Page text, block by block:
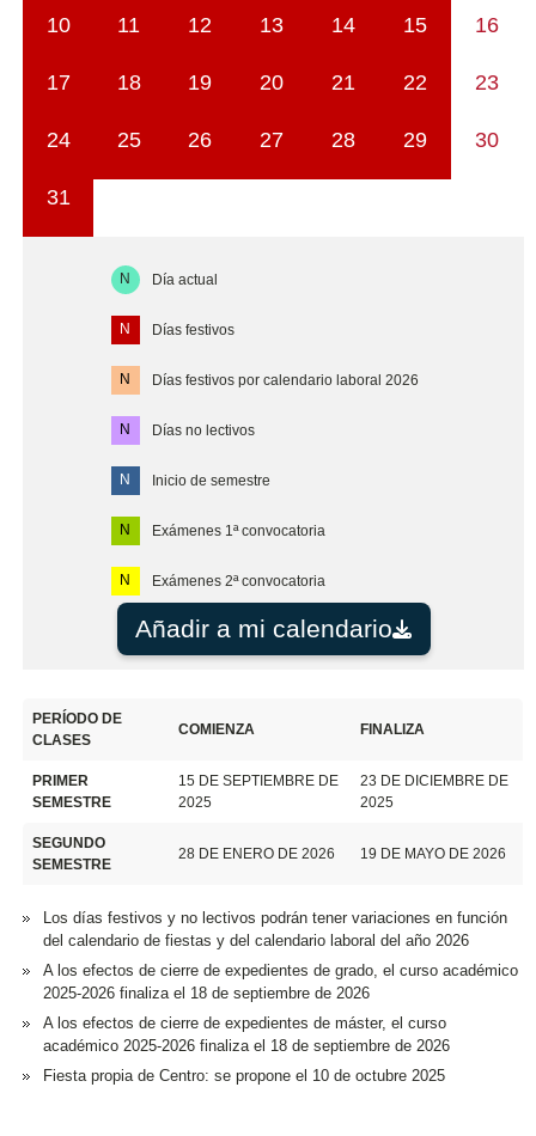
10 11 12 13 14 15 16
17 18 19 20 21 22 23
24 25 26 27 28 29 30
31
N Día actual
N Días festivos
N Días festivos por calendario laboral 2026
N Días no lectivos
N Inicio de semestre
N Exámenes 1ª convocatoria
N Exámenes 2ª convocatoria
Añadir a mi calendario
PERÍODO DE
CLASES
COMIENZA FINALIZA
PRIMER
SEMESTRE
15 DE SEPTIEMBRE DE
2025
23 DE DICIEMBRE DE
2025
SEGUNDO
SEMESTRE
28 DE ENERO DE 2026 19 DE MAYO DE 2026
Los días festivos y no lectivos podrán tener variaciones en función
del calendario de fiestas y del calendario laboral del año 2026
A los efectos de cierre de expedientes de grado, el curso académico
2025-2026 finaliza el 18 de septiembre de 2026
A los efectos de cierre de expedientes de máster, el curso
académico 2025-2026 finaliza el 18 de septiembre de 2026
Fiesta propia de Centro: se propone el 10 de octubre 2025